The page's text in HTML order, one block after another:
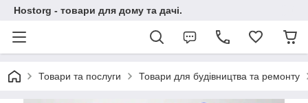
Hostorg - товари для дому та дачі.
Товари та послуги Товари для будівництва та ремонту